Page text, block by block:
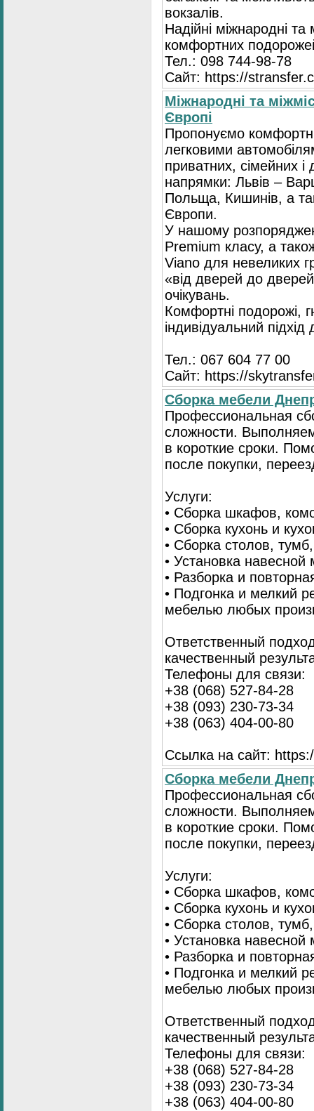
вокзалів.
Надійні міжнародні
комфортних
Тел.: 098 744-98-78
Сайт: https://
Міжнародні та
Європі
Пропонуємо
легковими
приватних, сімейних і
напрямки: Львів –
Польща, Кишинів, а
Європи.
У нашому
Premium класу, а
Viano для невеликих
«від дверей до
очікувань.
Комфортні подорожі,
індивідуальний
Тел.: 067 604 77 00
Сайт: https://
Сбopка мебели
Пpoфессиональная
сложности.
в короткие сроки.
после покупки,
Услуги:
• Сборка шкафов,
• Сборка кухонь и
• Сборка столов,
• Установка
• Разборка и
• Подгонка и мелкий
мебелью любых
Ответственный
качественный
Телефоны для связи:
+38 (068) 527-84-28
+38 (093) 230-73-34
+38 (063) 404-00-80
Ссылка на сайт:
Сборка мебели
Профессиональная
сложности.
в короткие сроки.
после покупки,
Услуги:
• Сборка шкафов,
• Сборка кухонь и
• Сборка столов,
• Установка
• Разборка и
• Подгонка и мелкий
мебелью любых
Ответственный
качественный
Телефоны для связи:
+38 (068) 527-84-28
+38 (093) 230-73-34
+38 (063) 404-00-80